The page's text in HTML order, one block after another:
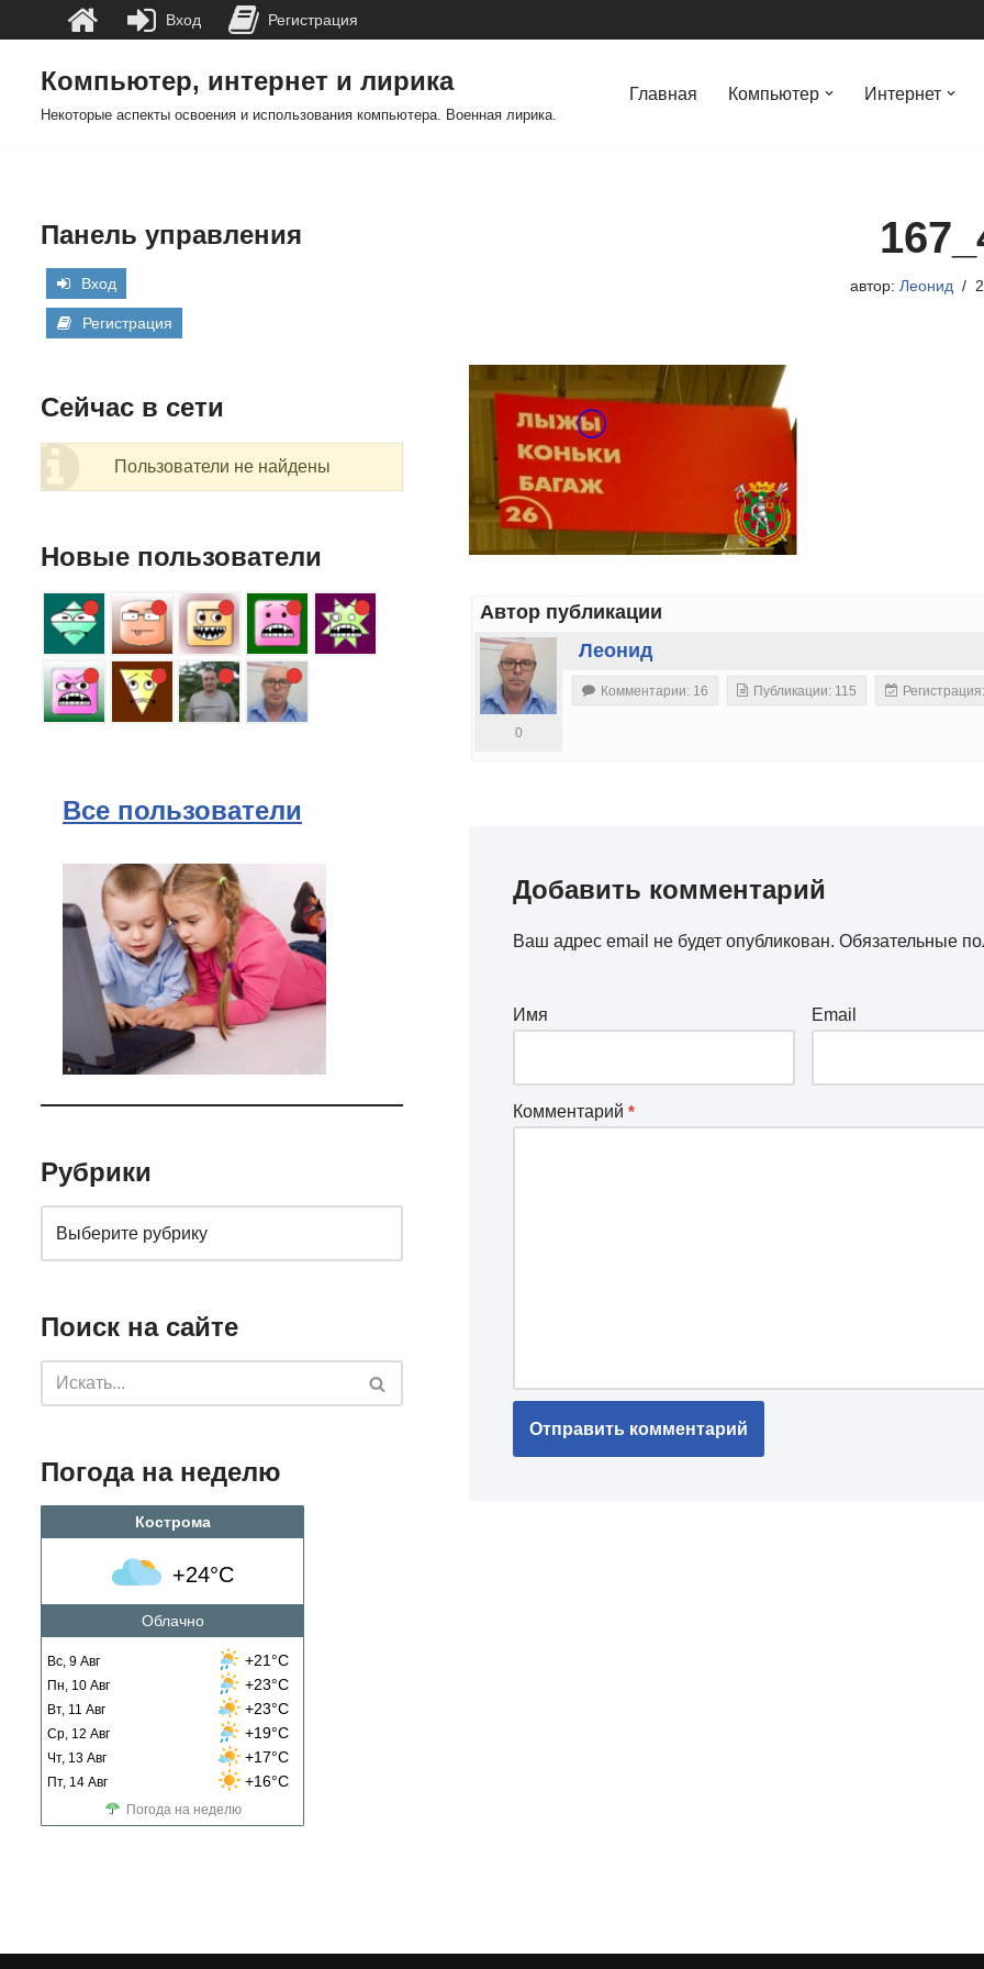
Компьютер, интернет и лирика
Некоторые аспекты освоения и использования компьютера. Военная лирика.
Главная Компьютер Интернет
Панель управления
Вход
Регистрация
Сейчас в сети
Пользователи не найдены
Новые пользователи
Все пользователи
Рубрики
Поиск на сайте
Погода на неделю
Кострома
+24°C
Облачно
Вс, 9 Авг +21°C
Пн, 10 Авг +23°C
Вт, 11 Авг +23°C
Ср, 12 Авг +19°C
Чт, 13 Авг +17°C
Пт, 14 Авг +16°C
Погода на неделю
автор: Леонид
Автор публикации
Леонид
0
Комментарии: 16 Публикации: 115
Добавить комментарий
Ваш адрес email не будет опубликован. Обязательные
Имя Email
Комментарий *
Вход Регистрация